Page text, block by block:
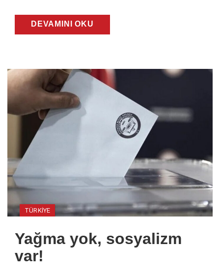
DEVAMINI OKU
TÜRKIYE
Yağma yok, sosyalizm
var!